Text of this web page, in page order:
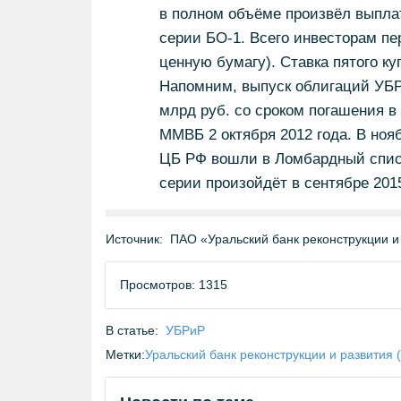
в полном объёме произвёл
серии БО-1. Всего инвесторам
ценную бумагу). Ставка пятого
Напомним, выпуск облигаций
млрд руб. со сроком погашения
ММВБ 2 октября 2012 года. В
ЦБ РФ вошли в Ломбардный
серии произойдёт в сентябре
Источник: ПАО «Уральский банк
Просмотров: 1315
В статье: УБРиР
Метки:Уральский банк реконструкции и